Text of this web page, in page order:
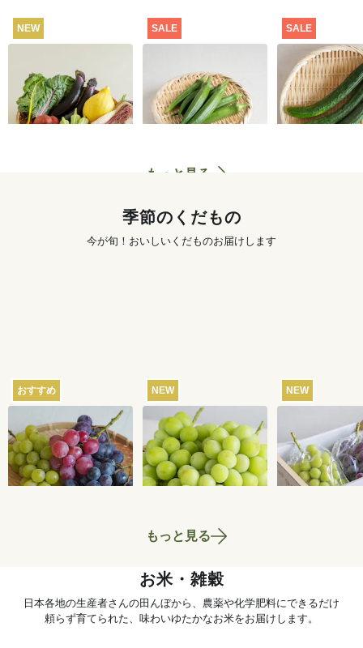
NEW
菜セット
2,980円
SALE
100g
291円
SALE
【特別価格】
り 300g
もっと見る
季節のくだもの
今が旬！おいしいくだものお届けします
おすすめ
【産地直送】葡萄畑
ふくじろうのふぞろ
い濃厚ぶどう 1.6kg
送料込 6,750円
NEW
【産地直送】やまな
し笛吹のシャインマ
スカット 1.2kg（特
栽相当）
送料込 6,580円
NEW
【産地直送】
輝きとシャイ
カット 1.2kg
笛吹・特栽相
送料込
もっと見る
お米・雑穀
日本各地の生産者さんの田んぼから、農薬や化学肥料にできるだけ
頼らず育てられた、味わいゆたかなお米をお届けします。